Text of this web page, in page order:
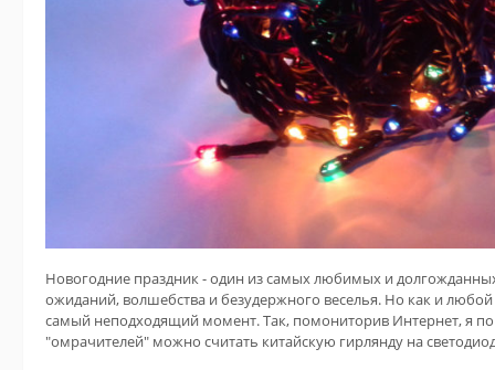
Новогодние праздник - один из самых любимых и
ожиданий, волшебства и безудержного веселья. Но как и
самый неподходящий момент. Так, помониторив Интернет, я
"омрачителей" можно считать китайскую гирлянду на